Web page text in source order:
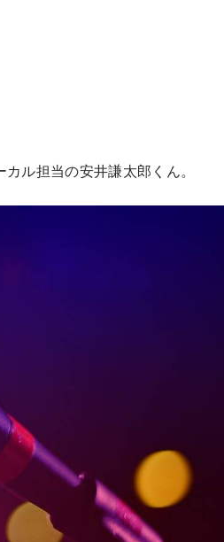
ル担当の安井謙太郎くん。